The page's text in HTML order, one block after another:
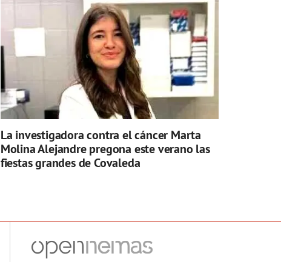
La investigadora contra el cáncer Marta
Molina Alejandre pregona este verano las
fiestas grandes de Covaleda